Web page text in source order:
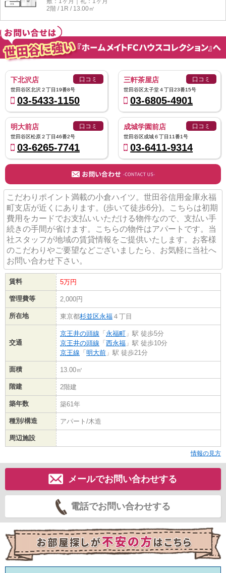
2階 / 1R / 13.00㎡
下北沢店
世田谷区北沢２丁目19番8号
口コミ
03-5433-1150
三軒茶屋店
世田谷区太子堂４丁目23番15号
口コミ
03-6805-4901
明大前店
世田谷区松原２丁目46番2号
口コミ
03-6265-7741
成城学園前店
世田谷区成城６丁目11番1号
口コミ
03-6411-9314
こだわりポイント満載の小倉ハイツ。世田谷信用金庫永福
町支店が近くにあります。(歩いて徒歩6分)。こちらは初期
費用をカードでお支払いいただける物件なので、支払い手
続きの手間が省けます。こちらの物件はアパートです。当
社スタッフが地域の賃貸情報をご提供いたします。お客様
のこだわりやご要望などございましたら、お気軽に当社へ
お問い合わせ下さい。
賃料 5万円
管理費等 2,000円
所在地 東京都杉並区永福 ４丁目
交通
京王井の頭線 「 永福町 」駅 徒歩5分
京王井の頭線 「 西永福 」駅 徒歩10分
京王線 「 明大前 」駅 徒歩21分
面積 13.00㎡
階建 2階建
築年数 築61年
種別/構造 アパート/木造
周辺施設
情報の見方
メールでお問い合わせする
電話でお問い合わせする